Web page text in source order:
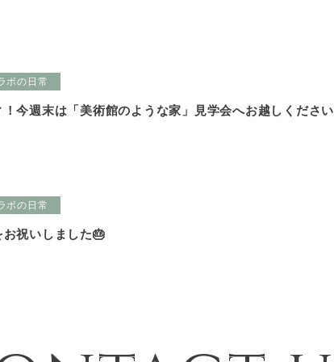
ボの日常
今週末は「美術館のような家」見学会へお越しくださ
ボの日常
祝いしました🎂